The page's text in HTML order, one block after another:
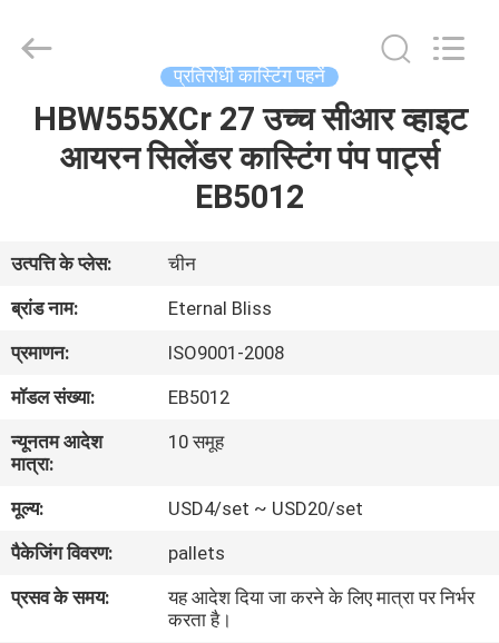
वीडियो
बारे
में
कारखाना
भ्रमण
गुणवत्ता
Casting
प्रतिरोधी कास्टिंग पहनें
HBW555XCr 27 उच्च सीआर व्हाइट
आयरन सिलेंडर कास्टिंग पंप पार्ट्स
EB5012
उत्पत्ति के प्लेस:
चीन
ब्रांड नाम:
Eternal Bliss
प्रमाणन:
ISO9001-2008
मॉडल संख्या:
EB5012
न्यूनतम आदेश
मात्रा:
10 समूह
मूल्य:
USD4/set ~ USD20/set
पैकेजिंग विवरण:
pallets
प्रसव के समय:
यह आदेश दिया जा करने के लिए मात्रा पर निर्भर
करता है।